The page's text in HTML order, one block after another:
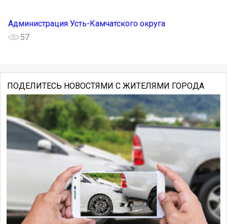
Администрация Усть-Камчатского округа
57
ПОДЕЛИТЕСЬ НОВОСТЯМИ С ЖИТЕЛЯМИ ГОРОДА